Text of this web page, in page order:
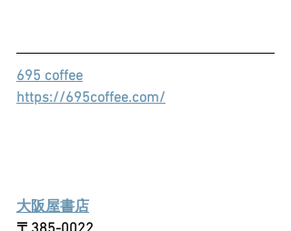
695 coffee
https://695coffee.com/
大阪屋書店